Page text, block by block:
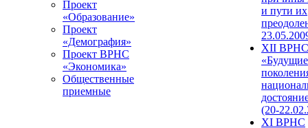
Проект
«Образование»
Проект
«Демография»
Проект ВРНС
«Экономика»
Общественные
приемные
и пути их
XII ВРНС
«Будущие
(20-
XI ВРНС